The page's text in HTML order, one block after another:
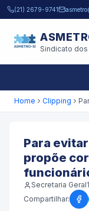
Pular para o conteúdo
(21) 2679-9741
Sindicato dos
Home Clipping
Para
propõe
Secretaria Geral
Compartilhar: